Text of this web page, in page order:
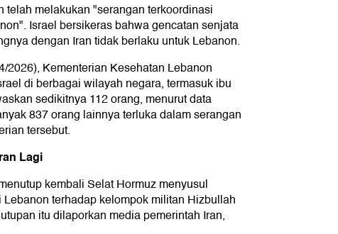
telah melakukan "serangan terkoordinasi
Israel bersikeras bahwa gencatan senjata
dengan Iran tidak berlaku untuk Lebanon.
2026), Kementerian Kesehatan Lebanon
di berbagai wilayah negara, termasuk ibu
sedikitnya 112 orang, menurut data
837 orang lainnya terluka dalam serangan
tersebut.
Lagi
kembali Selat Hormuz menyusul
terhadap kelompok militan Hizbullah
itu dilaporkan media pemerintah Iran,